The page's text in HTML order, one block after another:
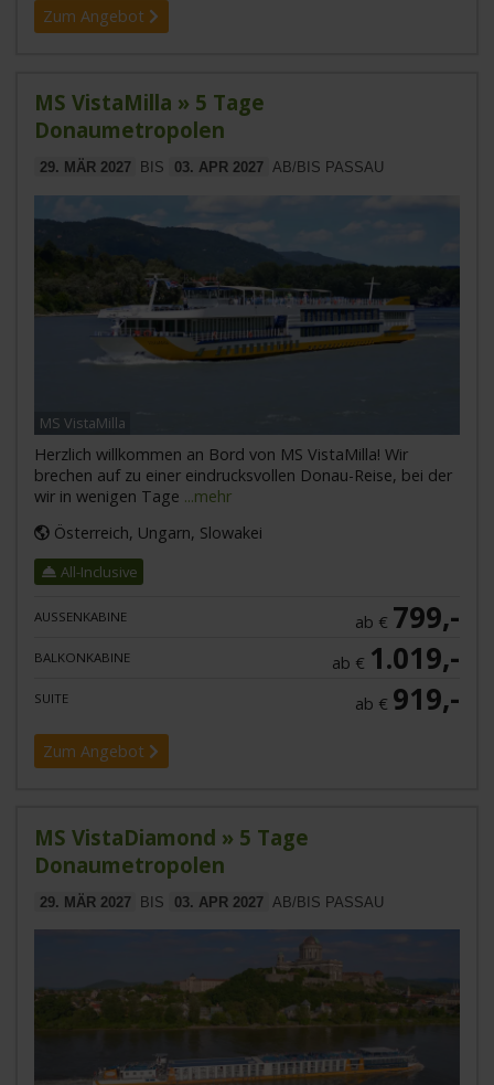
Zum Angebot
MS VistaMilla » 5 Tage
Donaumetropolen
29. MÄR 2027 BIS 03. APR 2027 AB/BIS PASSAU
MS VistaMilla
Herzlich willkommen an Bord von MS VistaMilla! Wir
brechen auf zu einer eindrucksvollen Donau-Reise, bei der
wir in wenigen Tage ...mehr
Österreich, Ungarn, Slowakei
All-Inclusive
AUSSENKABINE ab € 799,-
BALKONKABINE ab € 1.019,-
SUITE ab € 919,-
Zum Angebot
MS VistaDiamond » 5 Tage
Donaumetropolen
29. MÄR 2027 BIS 03. APR 2027 AB/BIS PASSAU